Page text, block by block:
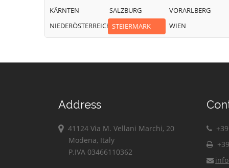
KÄRNTEN
NIEDERÖSTERREICH
SALZBURG
STEIERMARK
VORARLBERG
WIEN
Address
41124 Via M. Vellani Marchi, 20
Modena, Italy
P.IVA 03466110362